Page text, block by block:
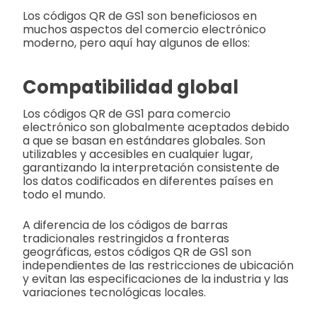
Los códigos QR de GS1 son beneficiosos en
muchos aspectos del comercio electrónico
moderno, pero aquí hay algunos de ellos:
Compatibilidad global
Los códigos QR de GS1 para comercio
electrónico son globalmente aceptados debido
a que se basan en estándares globales. Son
utilizables y accesibles en cualquier lugar,
garantizando la interpretación consistente de
los datos codificados en diferentes países en
todo el mundo.
A diferencia de los códigos de barras
tradicionales restringidos a fronteras
geográficas, estos códigos QR de GS1 son
independientes de las restricciones de ubicación
y evitan las especificaciones de la industria y las
variaciones tecnológicas locales.